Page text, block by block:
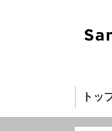
トッ